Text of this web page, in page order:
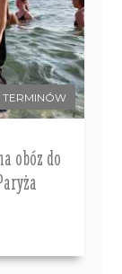
TERMINÓW
obóz do